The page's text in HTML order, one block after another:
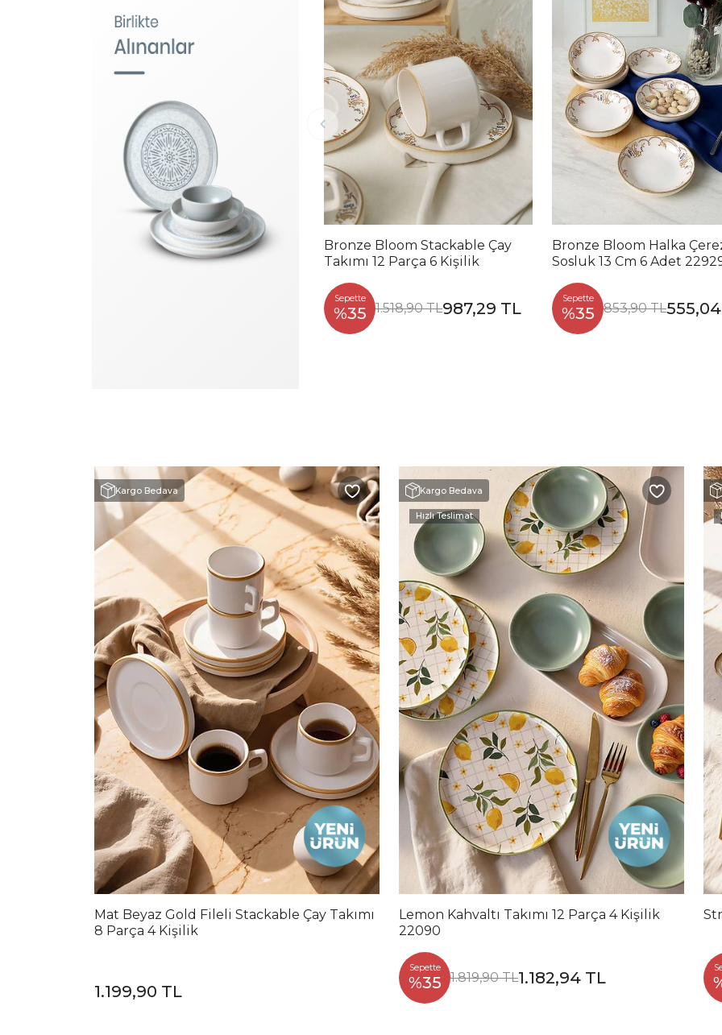
Bronze Bloom Stackable Çay
Takımı 12 Parça 6 Kişilik
Sepette
%35 1.518,90 TL987,29 TL
Bronze Bloom Halka
Sosluk 13 Cm 6 Adet
Sepette
%35 853,90 TL
Kargo Bedava
Mat Beyaz Gold Fileli Stackable Çay Takımı
8 Parça 4 Kişilik
1.199,90 TL
Kargo Bedava
Hızlı Teslimat
Lemon Kahvaltı Takımı 12 Parça 4 Kişilik
22090
Sepette
%35 1.819,90 TL1.182,94 TL